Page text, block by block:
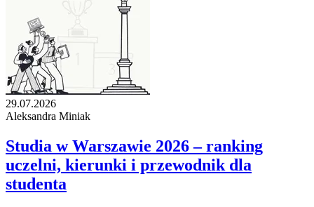
29.07.2026
Aleksandra Miniak
Studia w Warszawie 2026 – ranking
uczelni, kierunki i przewodnik dla
studenta